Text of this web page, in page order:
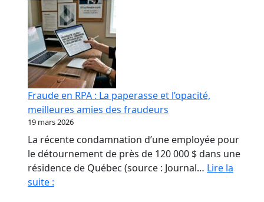
Fraude en RPA : La paperasse et l’opacité,
meilleures amies des fraudeurs
19 mars 2026
La récente condamnation d’une employée pour
le détournement de près de 120 000 $ dans une
résidence de Québec (source : Journal… Lire la
suite :